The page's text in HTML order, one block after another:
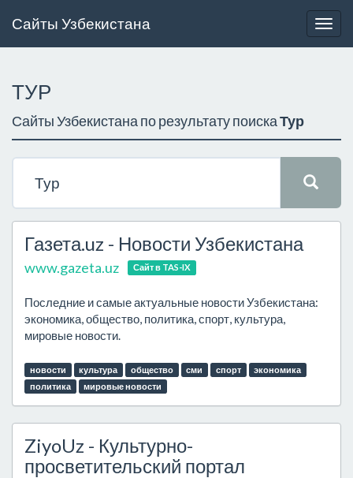
Сайты Узбекистана
ТУР
Сайты Узбекистана по результату поискаТур
Газета.uz - Новости Узбекистана
www.gazeta.uz Сайт в TAS-IX
Последние и самые актуальные новости Узбекистана:
экономика, общество, политика, спорт, культура,
мировые новости.
новости культура общество сми спорт
экономика
политика
мировые новости
ZiyoUz - Культурно-
просветительский портал